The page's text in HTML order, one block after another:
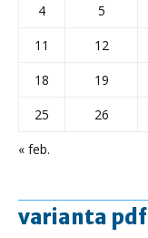
« feb.
4
5
11
12
18
19
25
26
varianta pdf